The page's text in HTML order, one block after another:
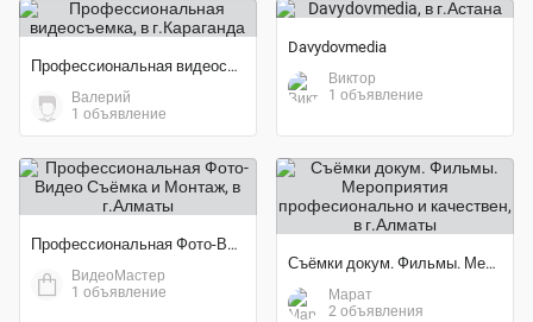
Профессиональная видеосъемка
Валерий
1 объявление
Davydovmedia
Виктор
1 объявление
Профессиональная Фото-Видео Съёмка и Монтаж
ВидеоМастер
1 объявление
Съёмки докум. Фильмы. Мероприятия професионально и качествен
Марат
2 объявления